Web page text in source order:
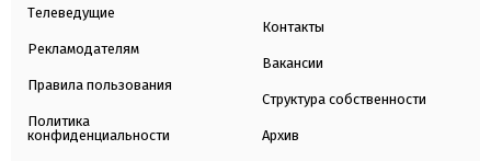
Телеведущие
Рекламодателям
Правила пользования
Политика
конфиденциальности
Контакты
Вакансии
Структура собственности
Архив